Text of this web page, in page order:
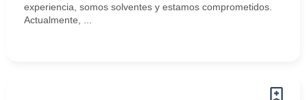
experiencia, somos solventes y estamos comprometidos.
Actualmente, ...